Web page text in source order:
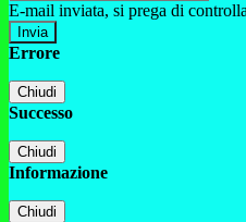
E-mail inviata, si prega di
Errore
Chiudi
Successo
Chiudi
Informazione
Chiudi